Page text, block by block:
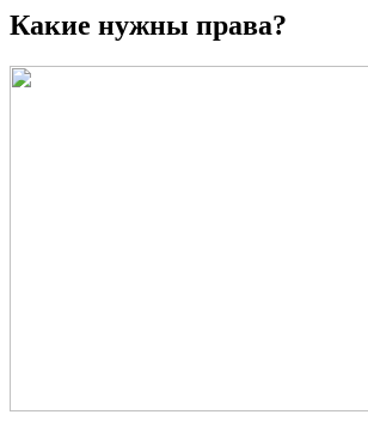
Какие нужны права?